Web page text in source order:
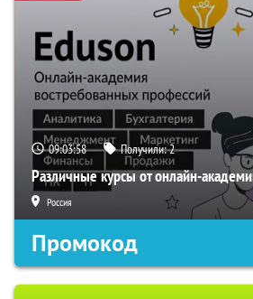
09:03:57 Получили:2
Различные курсы от онлайн-
Россия
Промокод